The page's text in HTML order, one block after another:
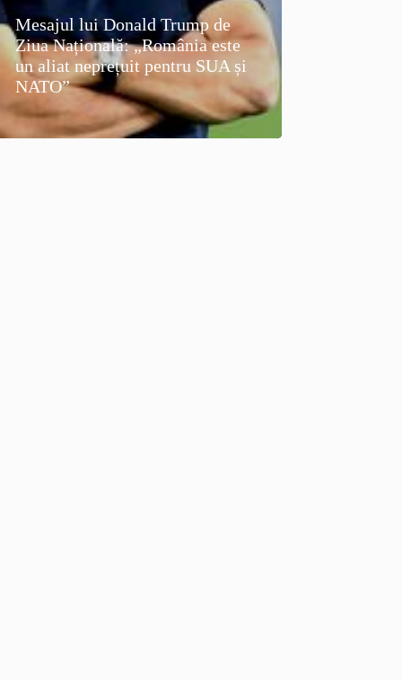
Mesajul lui Donald Trump de
Ziua Națională: „România este
un aliat neprețuit pentru SUA și
NATO”